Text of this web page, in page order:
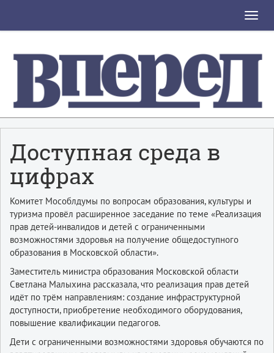
Toggle
Доступная среда в
цифрах
Комитет Мособлдумы по вопросам образования, культуры и
туризма провёл расширенное заседание по теме «Реализация
прав детей-инвалидов и детей с ограниченными
возможностями здоровья на получение общедоступного
образования в Московской области».
Заместитель министра образования Московской области
Светлана Малыхина рассказала, что реализация прав детей
идёт по трём направлениям: создание инфраструктурной
доступности, приобретение необходимого оборудования,
повышение квалификации педагогов.
Дети с ограниченными возможностями здоровья обучаются по